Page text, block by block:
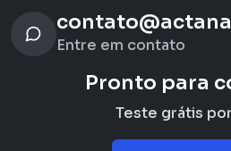
Entre em contato
Pronto para
Teste grátis